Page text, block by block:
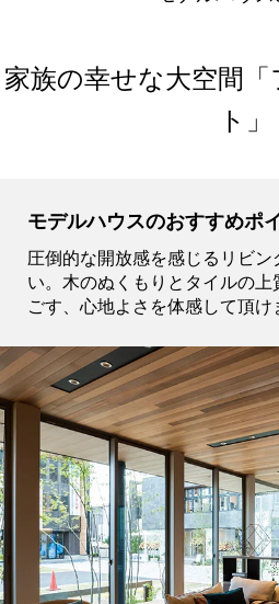
家族の幸せな大空間
ト」
モデルハウスのおすすめポ
圧倒的な開放感を感じるリビン
い。木のぬくもりとタイルの
ごす、心地よさを体感して頂け